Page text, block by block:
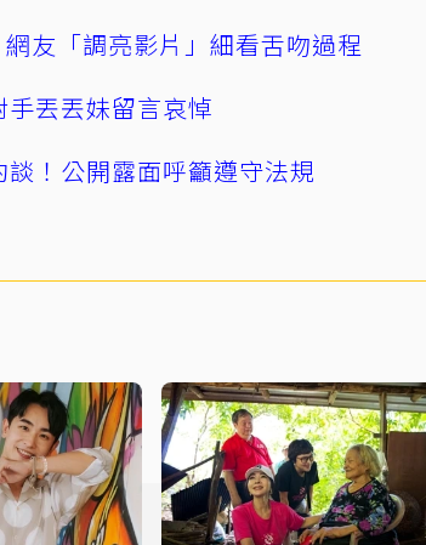
友「調亮影片」細看舌吻過程
丟丟妹留言哀悼
！公開露面呼籲遵守法規